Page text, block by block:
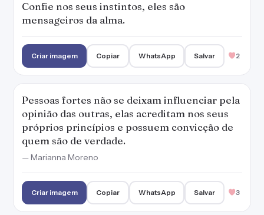
Confie nos seus instintos, eles são
mensageiros da alma.
Criar imagem Copiar WhatsApp Salvar 2
Pessoas fortes não se deixam influenciar pela
opinião das outras, elas acreditam nos seus
próprios princípios e possuem convicção de
quem são de verdade.
— Marianna Moreno
Criar imagem Copiar WhatsApp Salvar 3